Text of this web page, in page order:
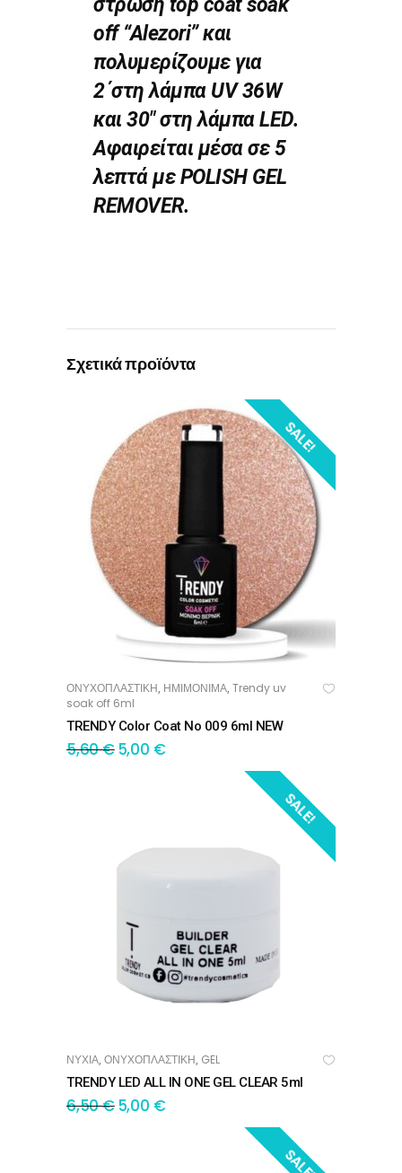
στρώση top coat soak
off “Alezori” και
πολυμερίζουμε για
2΄στη λάμπα UV 36W
και 30″ στη λάμπα LED.
Αφαιρείται μέσα σε 5
λεπτά με POLISH GEL
REMOVER.
Σχετικά προϊόντα
SALE!
ΠΡΟΣΘΉΚΗ ΣΤΟ ΚΑΛΆΘΙ
ΟΝΥΧΟΠΛΑΣΤΙΚΗ, ΗΜΙΜΟΝΙΜΑ, Trendy uv
soak off 6ml
TRENDY Color Coat No 009 6ml NEW
5,60€5,00 €
SALE!
ΠΡΟΣΘΉΚΗ ΣΤΟ ΚΑΛΆΘΙ
ΝΥΧΙΑ, ΟΝΥΧΟΠΛΑΣΤΙΚΗ, GEL
TRENDY LED ALL IN ONE GEL CLEAR 5ml
6,50€5,00 €
SALE!